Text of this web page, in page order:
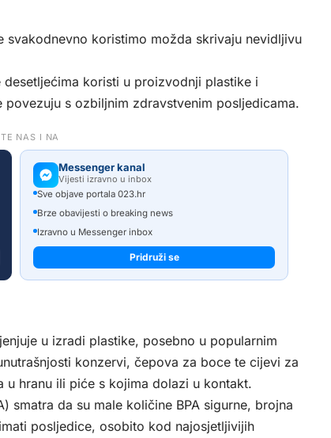
svakodnevno koristimo možda skrivaju nevidljivu
koristi u proizvodnji plastike i
s ozbiljnim zdravstvenim posljedicama.
NAS I NA
Messenger kanal
Vijesti izravno u inbox
Sve objave portala 023.hr
Brze obavijesti o breaking news
Izravno u Messenger inbox
Pridruži se
u izradi plastike, posebno u popularnim
konzervi, čepova za boce te cijevi za
u hranu ili piće s kojima dolazi u kontakt.
smatra da su male količine BPA sigurne, brojna
posljedice, osobito kod najosjetljivijih